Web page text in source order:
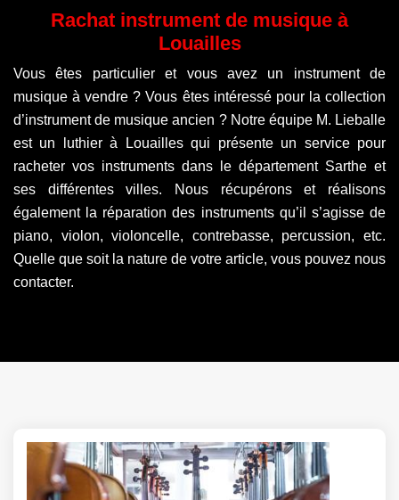
Rachat instrument de musique à
Louailles
Vous êtes particulier et vous avez un instrument de
musique à vendre ? Vous êtes intéressé pour la collection
d’instrument de musique ancien ? Notre équipe M. Lieballe
est un luthier à Louailles qui présente un service pour
racheter vos instruments dans le département Sarthe et
ses différentes villes. Nous récupérons et réalisons
également la réparation des instruments qu’il s’agisse de
piano, violon, violoncelle, contrebasse, percussion, etc.
Quelle que soit la nature de votre article, vous pouvez nous
contacter.